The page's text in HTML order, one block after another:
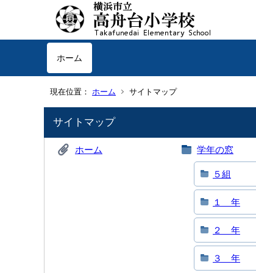
ホーム
現在位置： ホーム サイトマップ
サイトマップ
ホーム 学年の窓
５組
１ 年
２ 年
３ 年